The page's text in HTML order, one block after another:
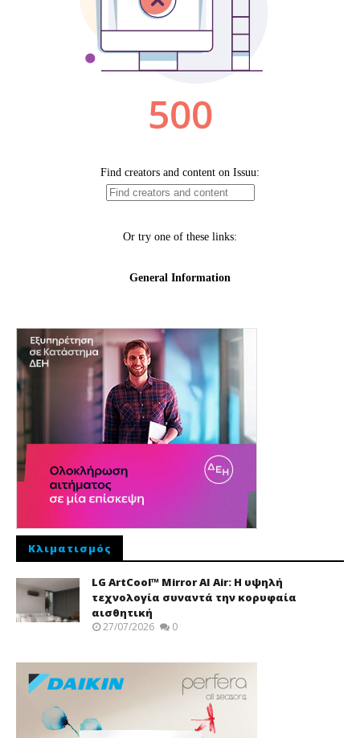
Κλιματισμός
LG ArtCool™ Mirror AI Air: Η υψηλή
τεχνολογία συναντά την κορυφαία
αισθητική
27/07/2026 0